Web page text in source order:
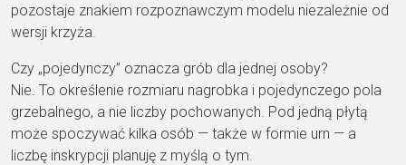
pozostaje znakiem rozpoznawczym modelu niezależnie od
wersji krzyża.
Czy „pojedynczy” oznacza grób dla jednej osoby?
Nie. To określenie rozmiaru nagrobka i pojedynczego pola
grzebalnego, a nie liczby pochowanych. Pod jedną płytą
może spoczywać kilka osób — także w formie urn — a
liczbę inskrypcji planuję z myślą o tym.